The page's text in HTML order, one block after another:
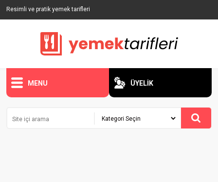
Resimli ve pratik yemek tarifleri
MENU ÜYELİK